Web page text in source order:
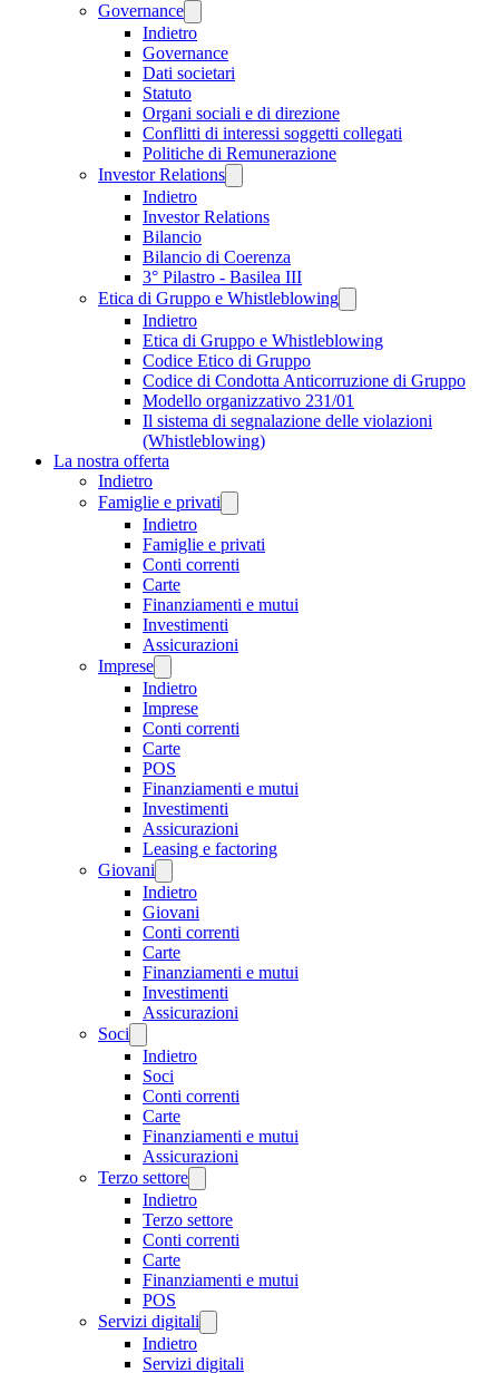
Governance
Indietro
Governance
Dati societari
Statuto
Organi sociali e di direzione
Conflitti di interessi soggetti collegati
Politiche di Remunerazione
Investor Relations
Indietro
Investor Relations
Bilancio
Bilancio di Coerenza
3° Pilastro - Basilea III
Etica di Gruppo e Whistleblowing
Indietro
Etica di Gruppo e Whistleblowing
Codice Etico di Gruppo
Codice di Condotta Anticorruzione di Gruppo
Modello organizzativo 231/01
Il sistema di segnalazione delle violazioni
(Whistleblowing)
La nostra offerta
Indietro
Famiglie e privati
Indietro
Famiglie e privati
Conti correnti
Carte
Finanziamenti e mutui
Investimenti
Assicurazioni
Imprese
Indietro
Imprese
Conti correnti
Carte
POS
Finanziamenti e mutui
Investimenti
Assicurazioni
Leasing e factoring
Giovani
Indietro
Giovani
Conti correnti
Carte
Finanziamenti e mutui
Investimenti
Assicurazioni
Soci
Indietro
Soci
Conti correnti
Carte
Finanziamenti e mutui
Assicurazioni
Terzo settore
Indietro
Terzo settore
Conti correnti
Carte
Finanziamenti e mutui
POS
Servizi digitali
Indietro
Servizi digitali